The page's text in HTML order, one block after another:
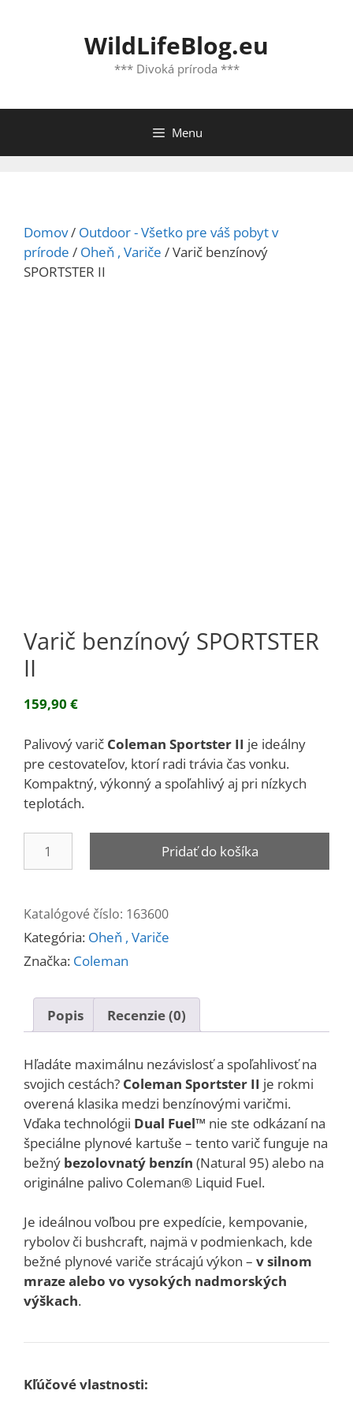
WildLifeBlog.eu
*** Divoká príroda ***
Menu
Domov/ Outdoor - Všetko pre váš pobyt v
prírode / Oheň , Variče / Varič benzínový
SPORTSTER II
Varič benzínový SPORTSTER
II
159,90 €
Palivový varič Coleman Sportster II je ideálny
pre cestovateľov, ktorí radi trávia čas vonku.
Kompaktný, výkonný a spoľahlivý aj pri nízkych
teplotách.
Varič
II
Pridať do košíka
Katalógové číslo: 163600
Kategória: Oheň , Variče
Značka: Coleman
Popis Recenzie (0)
Hľadáte maximálnu nezávislosť a spoľahlivosť na
svojich cestách? Coleman Sportster II je rokmi
overená klasika medzi benzínovými varičmi.
Vďaka technológii Dual Fuel™ nie ste odkázaní na
špeciálne plynové kartuše – tento varič funguje na
bežný bezolovnatý benzín (Natural 95) alebo na
originálne palivo Coleman® Liquid Fuel.
Je ideálnou voľbou pre expedície, kempovanie,
rybolov či bushcraft, najmä v podmienkach, kde
bežné plynové variče strácajú výkon – v silnom
mraze alebo vo vysokých nadmorských
výškach.
Kľúčové vlastnosti: